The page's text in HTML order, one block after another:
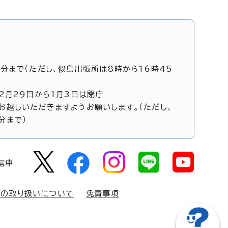
で（ただし、似島出張所は8時から16時45
月29日から1月3日は閉庁
しいただきますようお願いします。（ただし、
で）
中
取り扱いについて 免責事項